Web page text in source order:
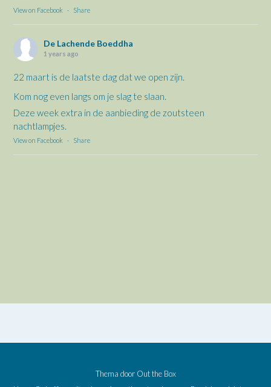
View on Facebook · Share
De Lachende Boeddha
1 years ago
22 maart is de laatste dag dat we open zijn.
Kom nog even langs om je slag te slaan.
Deze week extra in de aanbieding de zoutsteen
nachtlampjes.
View on Facebook · Share
Thema door Out the Box